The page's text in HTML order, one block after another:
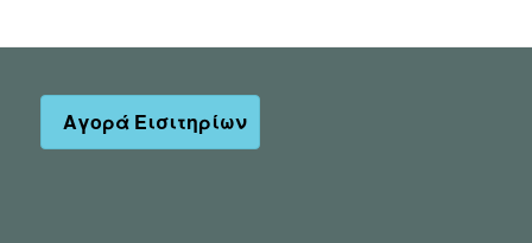
Αγορά Εισιτηρίων